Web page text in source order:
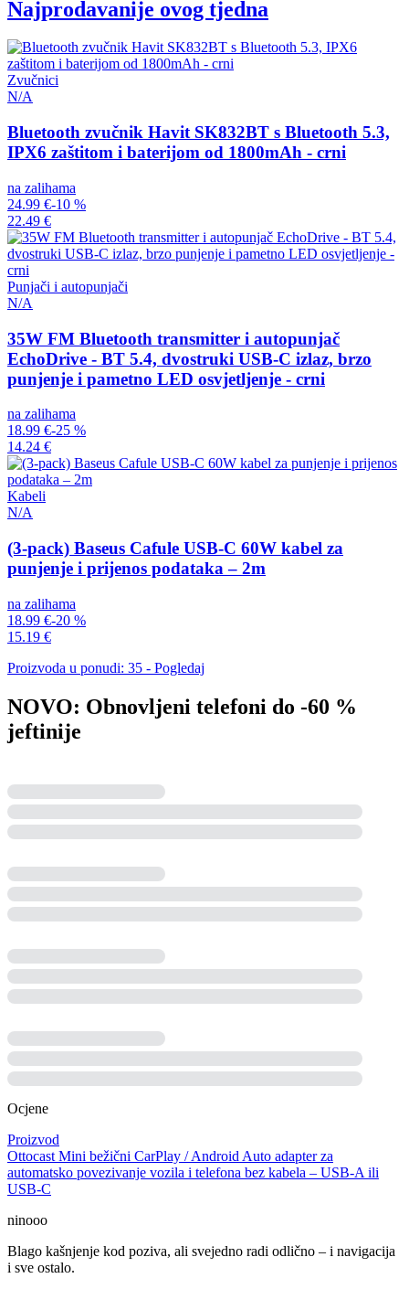
Najprodavanije ovog tjedna
Zvučnici
N/A
Bluetooth zvučnik Havit SK832BT s Bluetooth 5.3,
IPX6 zaštitom i baterijom od 1800mAh - crni
na zalihama
24.99 €-10 %
22.49 €
Punjači i autopunjači
N/A
35W FM Bluetooth transmitter i autopunjač
EchoDrive - BT 5.4, dvostruki USB-C izlaz, brzo
punjenje i pametno LED osvjetljenje - crni
na zalihama
18.99 €-25 %
14.24 €
Kabeli
N/A
(3-pack) Baseus Cafule USB-C 60W kabel za
punjenje i prijenos podataka – 2m
na zalihama
18.99 €-20 %
15.19 €
Proizvoda u ponudi: 35 - Pogledaj
NOVO: Obnovljeni telefoni do -60 %
jeftinije
Ocjene
Proizvod
Ottocast Mini bežični CarPlay / Android Auto adapter za
automatsko povezivanje vozila i telefona bez kabela – USB-A ili
USB-C
ninooo
Blago kašnjenje kod poziva, ali svejedno radi odlično – i navigacija
i sve ostalo.